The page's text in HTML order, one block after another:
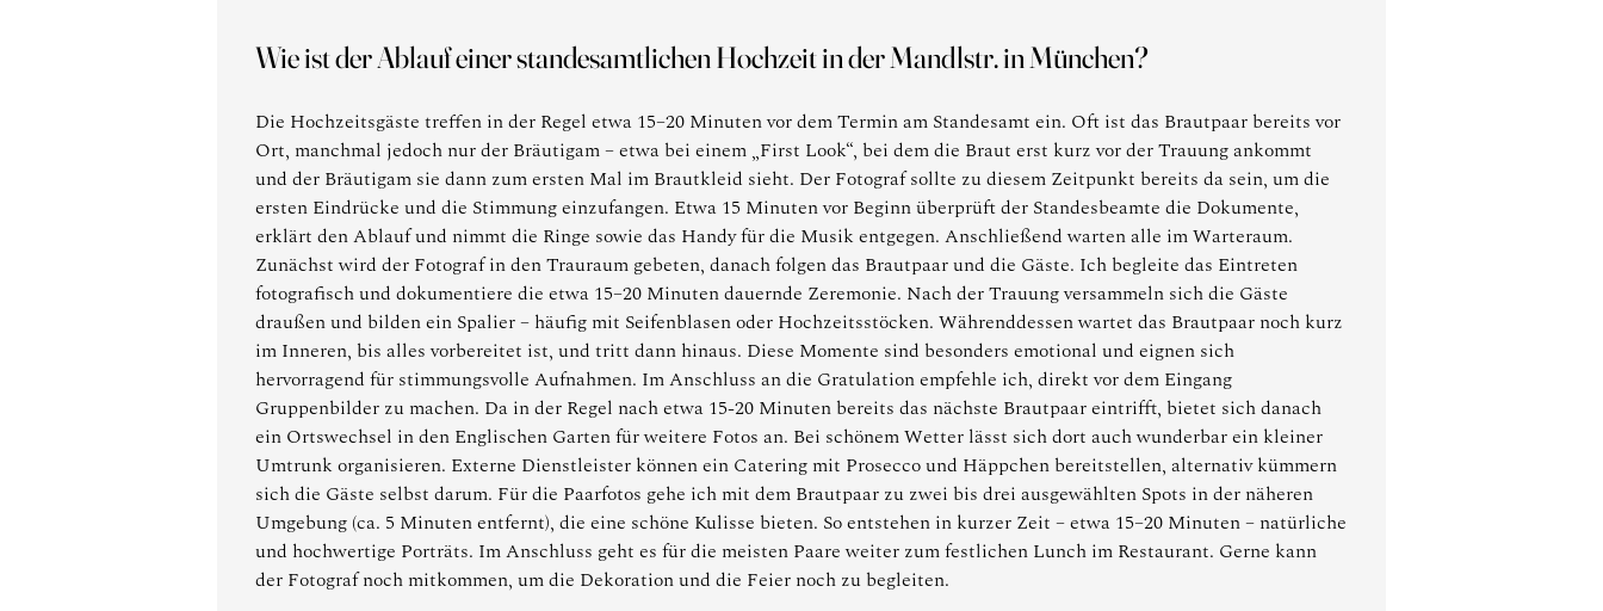
Wie ist der Ablauf einer standesamtlichen Hochzeit in der Mandlstr. in München?
Die Hochzeitsgäste treffen in der Regel etwa 15–20 Minuten vor dem Termin am Standesamt ein. Oft ist das Brautpaar bereits vor
Ort, manchmal jedoch nur der Bräutigam – etwa bei einem „First Look“, bei dem die Braut erst kurz vor der Trauung ankommt
und der Bräutigam sie dann zum ersten Mal im Brautkleid sieht. Der Fotograf sollte zu diesem Zeitpunkt bereits da sein, um die
ersten Eindrücke und die Stimmung einzufangen. Etwa 15 Minuten vor Beginn überprüft der Standesbeamte die Dokumente,
erklärt den Ablauf und nimmt die Ringe sowie das Handy für die Musik entgegen. Anschließend warten alle im Warteraum.
Zunächst wird der Fotograf in den Trauraum gebeten, danach folgen das Brautpaar und die Gäste. Ich begleite das Eintreten
fotografisch und dokumentiere die etwa 15–20 Minuten dauernde Zeremonie. Nach der Trauung versammeln sich die Gäste
draußen und bilden ein Spalier – häufig mit Seifenblasen oder Hochzeitsstöcken. Währenddessen wartet das Brautpaar noch kurz
im Inneren, bis alles vorbereitet ist, und tritt dann hinaus. Diese Momente sind besonders emotional und eignen sich
hervorragend für stimmungsvolle Aufnahmen. Im Anschluss an die Gratulation empfehle ich, direkt vor dem Eingang
Gruppenbilder zu machen. Da in der Regel nach etwa 15-20 Minuten bereits das nächste Brautpaar eintrifft, bietet sich danach
ein Ortswechsel in den Englischen Garten für weitere Fotos an. Bei schönem Wetter lässt sich dort auch wunderbar ein kleiner
Umtrunk organisieren. Externe Dienstleister können ein Catering mit Prosecco und Häppchen bereitstellen, alternativ kümmern
sich die Gäste selbst darum. Für die Paarfotos gehe ich mit dem Brautpaar zu zwei bis drei ausgewählten Spots in der näheren
Umgebung (ca. 5 Minuten entfernt), die eine schöne Kulisse bieten. So entstehen in kurzer Zeit – etwa 15–20 Minuten – natürliche
und hochwertige Porträts. Im Anschluss geht es für die meisten Paare weiter zum festlichen Lunch im Restaurant. Gerne kann
der Fotograf noch mitkommen, um die Dekoration und die Feier noch zu begleiten.